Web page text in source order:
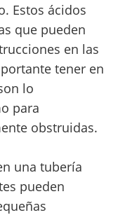
Estos ácidos
que pueden
en las
tener en
lo
para
obstruidas.
una tubería
pueden